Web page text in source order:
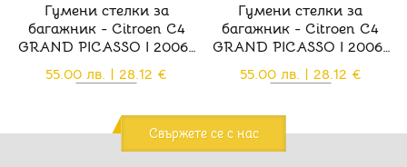
Гумени стелки за
багажник - Citroen C4
GRAND PICASSO I 2006-
2013
55.00 лв. | 28.12 €
Гумени стелки за
багажник - Citroen C4
GRAND PICASSO I 2006-
2013
55.00 лв. | 28.12 €
Свържете се с нас